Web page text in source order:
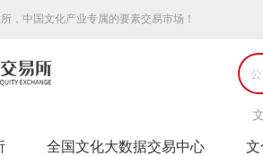
，中国文化产业专属的要素交易市场！
全国文化大数据交易中心 文